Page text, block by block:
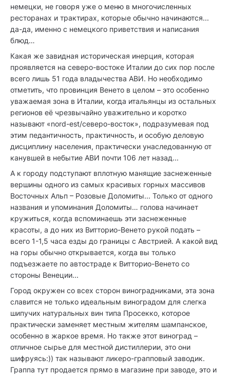
немецки, не говоря уже о меню в многочисленных
ресторанах и трактирах, которые обычно начинаются...
да-да, именно с немецкого приветствия и написания
блюд…
Какая же завидная историческая инерция, которая
проявляется на северо-востоке Италии до сих пор после
всего лишь 51 года владычества АВИ. Но необходимо
отметить, что провинция Венето в целом – это особенно
уважаемая зона в Италии, когда итальянцы из остальных
регионов её чрезвычайно уважительно и коротко
называют «nord-est/северо-восток», подразумевая под
этим педантичность, практичность, и особую деловую
дисциплину населения, практически унаследованную от
канувшей в небытие АВИ почти 106 лет назад...
А к городу подступают вплотную манящие заснеженные
вершины одного из самых красивых горных массивов
Восточных Альп – Розовые Доломиты... Только от одного
названия и упоминания Доломиты… голова начинает
кружиться, когда вспоминаешь эти заснеженные
красоты, а до них из Витторио-Венето рукой подать –
всего 1-1,5 часа езды до границы с Австрией. А какой вид
на горы обычно открывается, когда вы только
подъезжаете по автостраде к Витторио-Венето со
стороны Венеции...
Город окружен со всех сторон виноградниками, эта зона
славится не только идеальным виноградом для слегка
шипучих натуральных вин типа Просекко, которое
практически заменяет местным жителям шампанское,
особенно в жаркое время. Но также этот виноград –
отличное сырье для местной дистиллерии, это они
шифруясь:)) так называют ликеро-грапповый заводик.
Граппа тут продается прямо в магазине при заводе, это и